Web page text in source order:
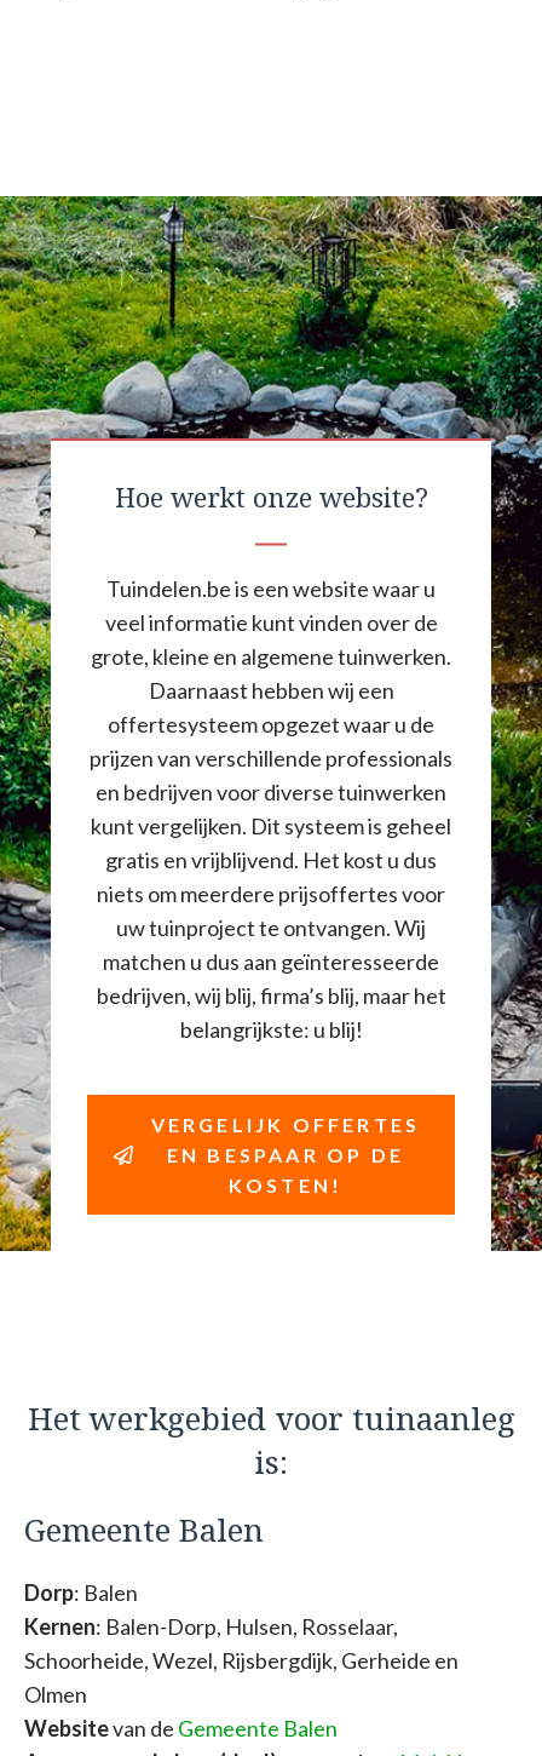
Hoe werkt onze website?
Tuindelen.be is een website waar u
veel informatie kunt vinden over de
grote, kleine en algemene tuinwerken.
Daarnaast hebben wij een
offertesysteem opgezet waar u de
prijzen van verschillende professionals
en bedrijven voor diverse tuinwerken
kunt vergelijken. Dit systeem is geheel
gratis en vrijblijvend. Het kost u dus
niets om meerdere prijsoffertes voor
uw tuinproject te ontvangen. Wij
matchen u dus aan geïnteresseerde
bedrijven, wij blij, firma’s blij, maar het
belangrijkste: u blij!
VERGELIJK OFFERTES
EN BESPAAR OP DE
KOSTEN!
Het werkgebied voor tuinaanleg
is:
Gemeente Balen
Dorp: Balen
Kernen: Balen-Dorp, Hulsen, Rosselaar,
Schoorheide, Wezel, Rijsbergdijk, Gerheide en
Olmen
Websitevan de Gemeente Balen